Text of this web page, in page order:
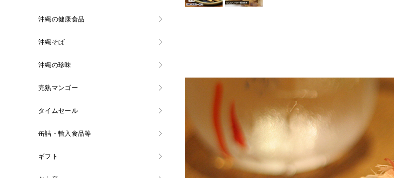
沖縄の健康食品
沖縄そば
沖縄の珍味
完熟マンゴー
タイムセール
缶詰・輸入食品等
ギフト